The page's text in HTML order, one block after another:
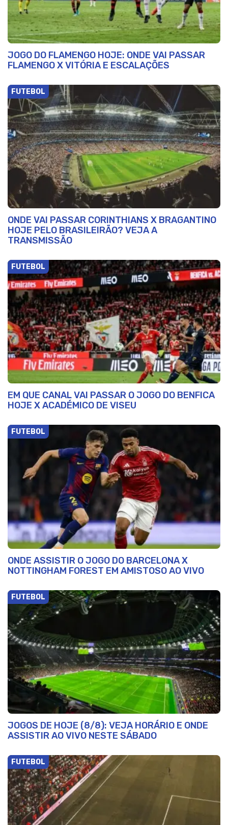
JOGO DO FLAMENGO HOJE: ONDE VAI PASSAR
FLAMENGO X VITÓRIA E ESCALAÇÕES
FUTEBOL
ONDE VAI PASSAR CORINTHIANS X BRAGANTINO
HOJE PELO BRASILEIRÃO? VEJA A
TRANSMISSÃO
FUTEBOL
EM QUE CANAL VAI PASSAR O JOGO DO BENFICA
HOJE X ACADÉMICO DE VISEU
FUTEBOL
ONDE ASSISTIR O JOGO DO BARCELONA X
NOTTINGHAM FOREST EM AMISTOSO AO VIVO
FUTEBOL
JOGOS DE HOJE (8/8): VEJA HORÁRIO E ONDE
ASSISTIR AO VIVO NESTE SÁBADO
FUTEBOL